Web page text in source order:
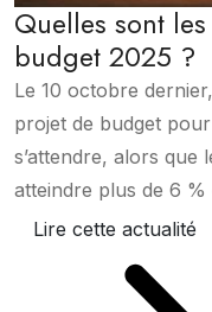
Quelles sont
budget 2025 ?
Le 10 octobre
projet de budget
s’attendre, alors que
atteindre plus de 6 %
Lire cette actualité